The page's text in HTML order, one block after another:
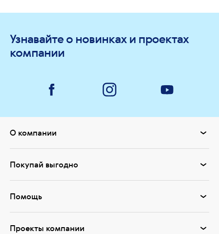
Узнавайте о новинках и проектах
компании
О компании
Покупай выгодно
Помощь
Проекты компании